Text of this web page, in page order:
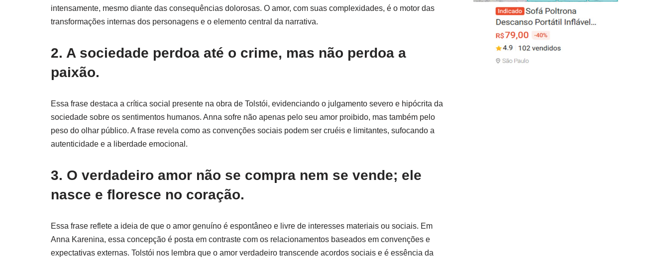
intensamente, mesmo diante das consequências dolorosas. O amor, com suas complexidades, é o motor das
transformações internas dos personagens e o elemento central da narrativa.
2. A sociedade perdoa até o crime, mas não perdoa a
paixão.
Essa frase destaca a crítica social presente na obra de Tolstói, evidenciando o julgamento severo e hipócrita da
sociedade sobre os sentimentos humanos. Anna sofre não apenas pelo seu amor proibido, mas também pelo
peso do olhar público. A frase revela como as convenções sociais podem ser cruéis e limitantes, sufocando a
autenticidade e a liberdade emocional.
3. O verdadeiro amor não se compra nem se vende; ele
nasce e floresce no coração.
Essa frase reflete a ideia de que o amor genuíno é espontâneo e livre de interesses materiais ou sociais. Em
Anna Karenina, essa concepção é posta em contraste com os relacionamentos baseados em convenções e
expectativas externas. Tolstói nos lembra que o amor verdadeiro transcende acordos sociais e é essência da